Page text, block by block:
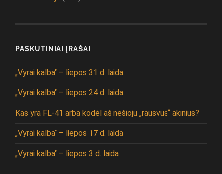
PASKUTINIAI ĮRAŠAI
„Vyrai kalba“ – liepos 31 d. laida
„Vyrai kalba“ – liepos 24 d. laida
Kas yra FL-41 arba kodėl aš nešioju „rausvus“ akinius?
„Vyrai kalba“ – liepos 17 d. laida
„Vyrai kalba“ – liepos 3 d. laida